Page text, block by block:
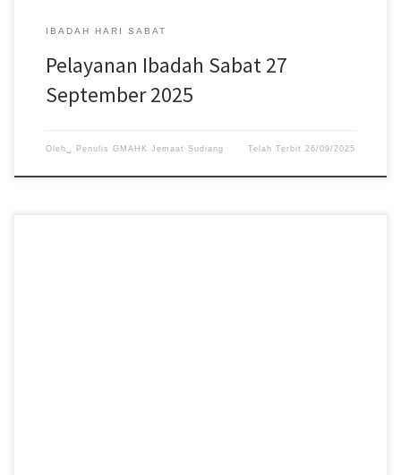
IBADAH HARI SABAT
Pelayanan Ibadah Sabat 27
September 2025
Oleh␣ Penulis GMAHK Jemaat Sudiang Telah Terbit 26/09/2025